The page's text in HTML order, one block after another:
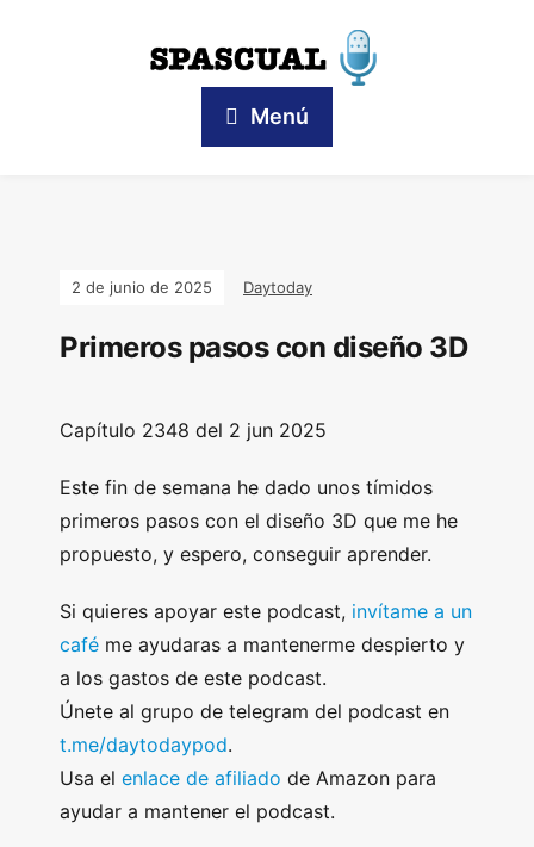
Menú
2 de junio de 2025 Daytoday
Primeros pasos con diseño 3D
Capítulo 2348 del 2 jun 2025
Este fin de semana he dado unos tímidos
primeros pasos con el diseño 3D que me he
propuesto, y espero, conseguir aprender.
Si quieres apoyar este podcast, invítame a un
café me ayudaras a mantenerme despierto y
a los gastos de este podcast.
Únete al grupo de telegram del podcast en
t.me/daytodaypod.
Usa el enlace de afiliado de Amazon para
ayudar a mantener el podcast.